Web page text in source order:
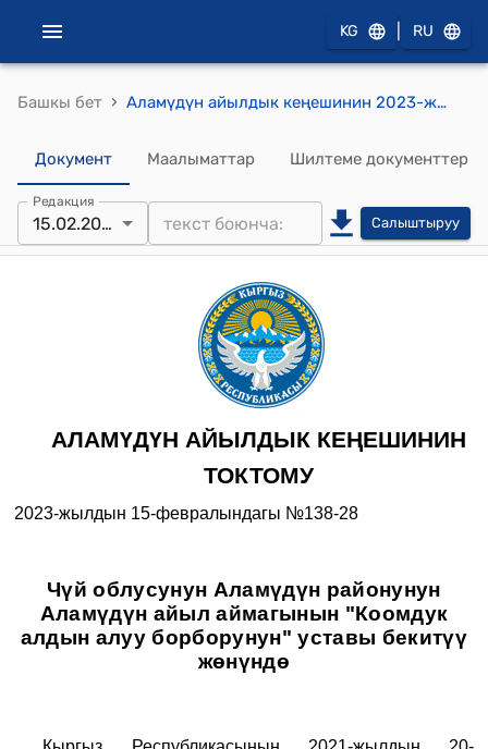
KG RU
Башкы бет › Аламүдүн айылдык кеңешинин 2023-жылдын 15-февралындагы №138-28 "Чүй облусунун Аламүдүн районунун Аламүдүн айыл аймагынын "Коомдук алдын алуу борборунун" уставы бекитүү жөнүндө" токтому
Документ Маалыматтар Шилтеме документтер
Редакция
15.02.2023 Салыштыруу